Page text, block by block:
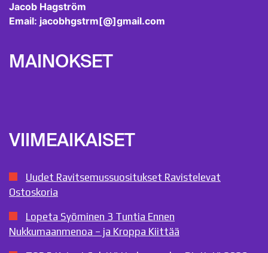
Jacob Hagström
Email: jacobhgstrm[@]gmail.com
MAINOKSET
VIIMEAIKAISET
Uudet Ravitsemussuositukset Ravistelevat
Ostoskoria
Lopeta Syöminen 3 Tuntia Ennen
Nukkumaanmenoa – ja Kroppa Kiittää